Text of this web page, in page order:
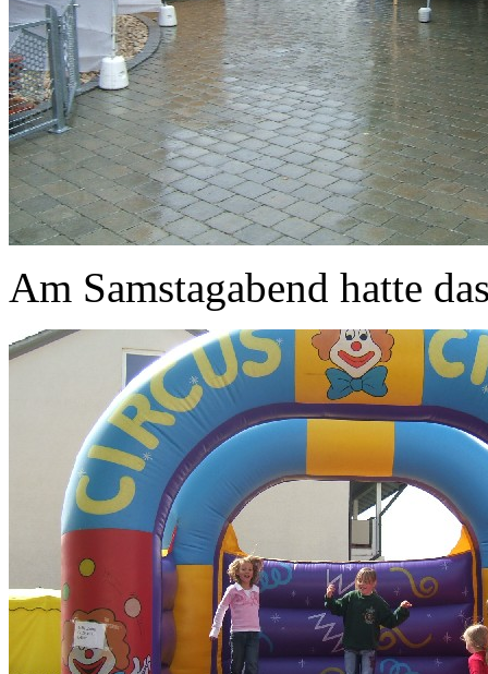
Am Samstagabend hatte